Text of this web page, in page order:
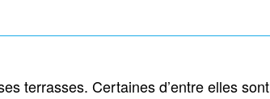
terrasses. Certaines d’entre elles sont